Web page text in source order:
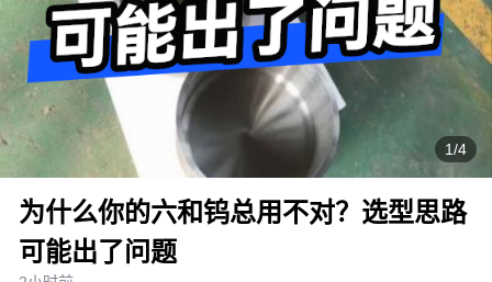
1/4
为什么你的六和钨总用不对？选型思路
可能出了问题